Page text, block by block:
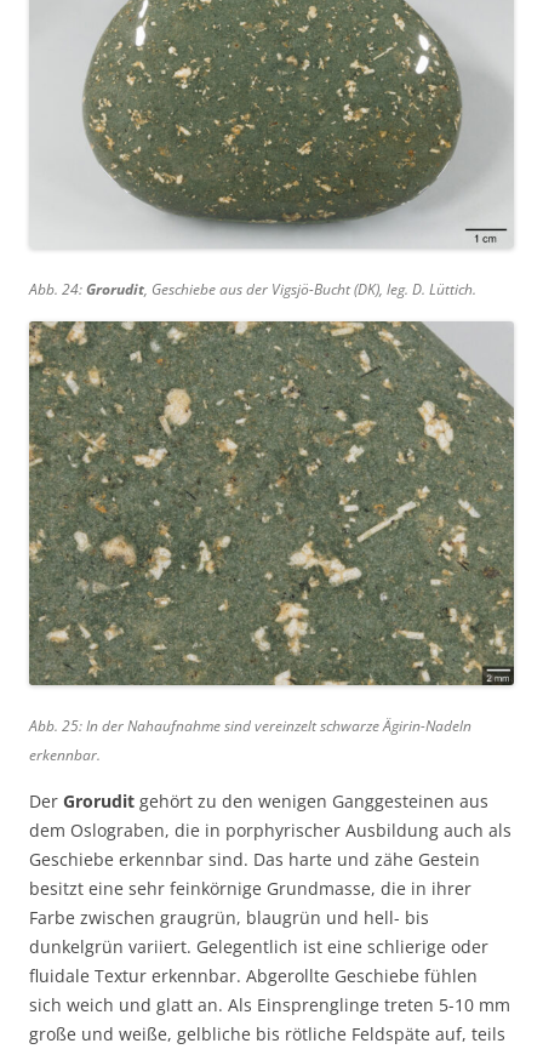
Abb. 24:Grorudit, Geschiebe aus der Vigsjö-Bucht (DK), leg. D. Lüttich.
Abb. 25: In der Nahaufnahme sind vereinzelt schwarze Ägirin-Nadeln
erkennbar.
Der Grorudit gehört zu den wenigen Ganggesteinen aus
dem Oslograben, die in porphyrischer Ausbildung auch als
Geschiebe erkennbar sind. Das harte und zähe Gestein
besitzt eine sehr feinkörnige Grundmasse, die in ihrer
Farbe zwischen graugrün, blaugrün und hell- bis
dunkelgrün variiert. Gelegentlich ist eine schlierige oder
fluidale Textur erkennbar. Abgerollte Geschiebe fühlen
sich weich und glatt an. Als Einsprenglinge treten 5-10 mm
große und weiße, gelbliche bis rötliche Feldspäte auf, teils